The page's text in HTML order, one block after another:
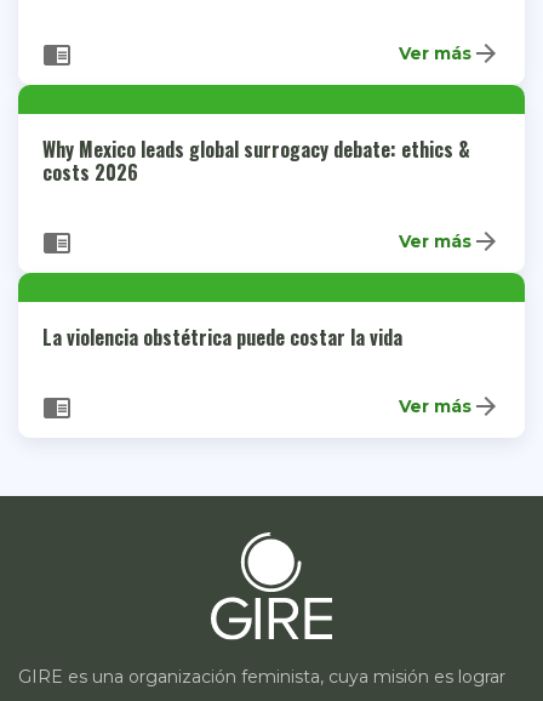
chrome_reader_mode Ver más arrow_forward
Why Mexico leads global surrogacy debate: ethics &
costs 2026
chrome_reader_mode Ver más arrow_forward
La violencia obstétrica puede costar la vida
chrome_reader_mode Ver más arrow_forward
GIRE es una organización feminista, cuya misión es lograr